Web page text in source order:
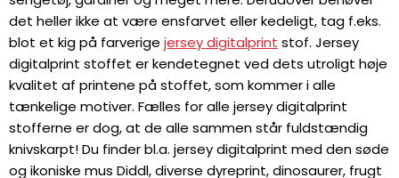
det heller ikke at være ensfarvet eller kedeligt, tag f.eks.
blot et kig på farverige jersey digitalprint stof. Jersey
digitalprint stoffet er kendetegnet ved dets utroligt høje
kvalitet af printene på stoffet, som kommer i alle
tænkelige motiver. Fælles for alle jersey digitalprint
stofferne er dog, at de alle sammen står fuldstændig
knivskarpt! Du finder bl.a. jersey digitalprint med den søde
og ikoniske mus Diddl, diverse dyreprint, dinosaurer, frugt